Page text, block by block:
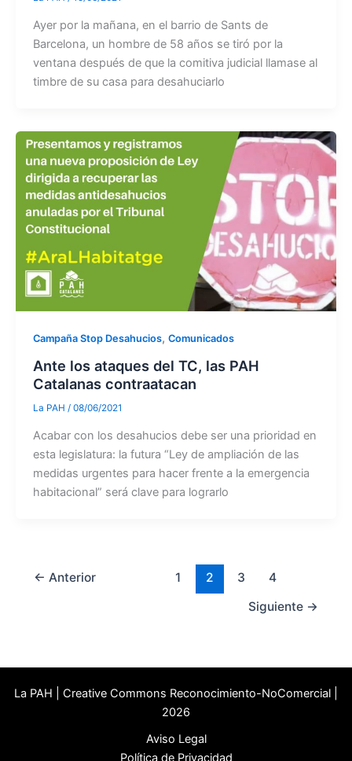
Ayer por la mañana, en el barrio de Sants de
Barcelona, un hombre de 58 años se tiró por la
ventana después de que la comitiva judicial llamase al
timbre de su casa para desahuciarlo
Campaña Stop Desahucios, Comunicados
Ante los ataques del TC, las PAH
Catalanas contraatacan
La PAH / 08/06/2021
Acabar con los desahucios debe ser una prioridad en
esta legislatura: la futura “Ley de ampliación de las
medidas urgentes para hacer frente a la emergencia
habitacional” será clave para lograrlo
← Anterior 1 2 3
4
Siguiente →
La PAH | Creative Commons Reconocimiento-NoComercial |
2026
Aviso Legal
Política de Privacidad